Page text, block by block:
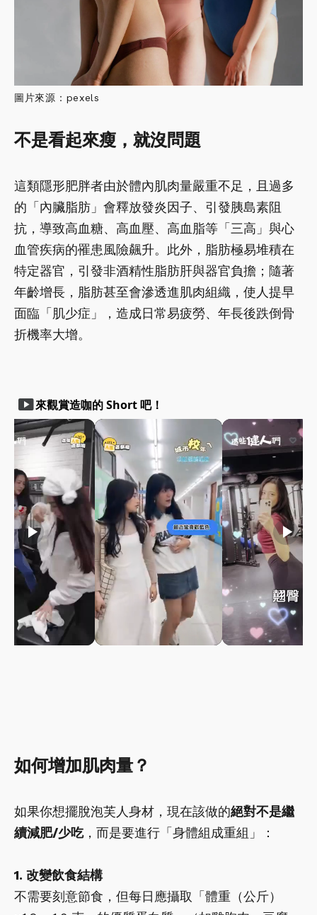
圖片來源：pexels
不是看起來瘦，就沒問題
這類隱形肥胖者由於體內肌肉量嚴重不足，且過多
的「內臟脂肪」會釋放發炎因子、引發胰島素阻
抗，導致高血糖、高血壓、高血脂等「三高」與心
血管疾病的罹患風險飆升。此外，脂肪極易堆積在
特定器官，引發非酒精性脂肪肝與器官負擔；隨著
年齡增長，脂肪甚至會滲透進肌肉組織，使人提早
面臨「肌少症」，造成日常易疲勞、年長後跌倒骨
折機率大增。
smart_display來觀賞造咖的 Short 吧！
play_arrow play_arrow play_arrow
如何增加肌肉量？
如果你想擺脫泡芙人身材，現在該做的絕對不是繼
續減肥/少吃，而是要進行「身體組成重組」：
1. 改變飲食結構
不需要刻意節食，但每日應攝取「體重（公斤）